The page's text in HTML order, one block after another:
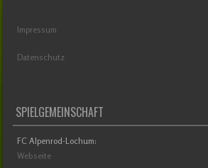
Impressum
Datenschutz
SPIELGEMEINSCHAFT
FC Alpenrod-Lochum:
Webseite